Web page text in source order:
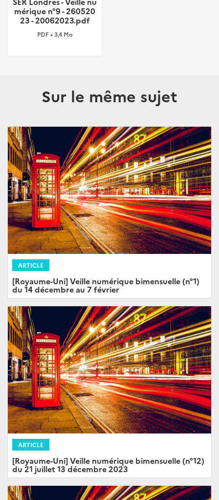
mérique n°9 - 260520
23 - 20062023.pdf
PDF • 3,4 Mo
Sur le même sujet
ARTICLE
[Royaume-Uni] Veille numérique bimensuelle (n°1)
du 14 décembre au 7 février
ARTICLE
[Royaume-Uni] Veille numérique bimensuelle (n°12)
du 21 juillet 13 décembre 2023